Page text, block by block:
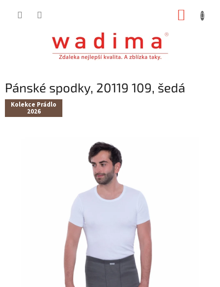
Pánské spodky, 20119 109, šedá
Kolekce Prádlo
2026